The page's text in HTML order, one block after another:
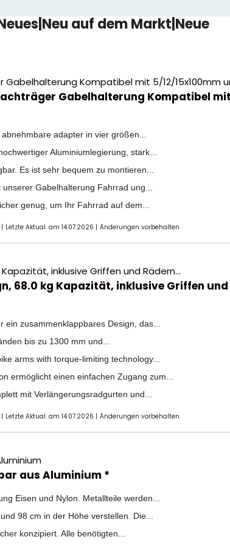
auf dem Markt|Neue
Gabelhalterung Kompatibel
adapter in vier größen...
Aluminiumlegierung, stark...
Es ist sehr bequem zu montieren...
Gabelhalterung Fahrrad ung...
genug, um Ihr Fahrrad auf dem...
Letzte Aktual. am 14.07.2026 | Änderungen vorbehalten
68.0 kg Kapazität, inklusive Griffen und
zusammenklappbares Design, das...
bis zu 1300 mm und...
arms with torque-limiting technology...
ermöglicht einen einfachen Zugang zum...
mit Verlängerungsradgurten und...
Letzte Aktual. am 14.07.2026 | Änderungen vorbehalten
aus Aluminium *
Eisen und Nylon. Metallteile werden...
98 cm in der Höhe verstellen. Die...
konzipiert. Alle benötigten...